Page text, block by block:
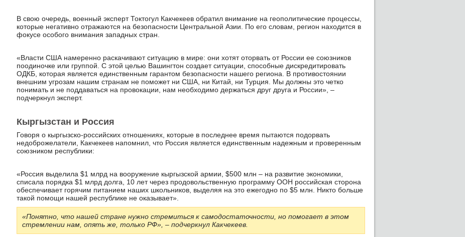
В свою очередь, военный эксперт Токтогул Какчекеев обратил внимание на геополитические процессы,
которые негативно отражаются на безопасности Центральной Азии. По его словам, регион находится в
фокусе особого внимания западных стран.
«Власти США намеренно раскачивают ситуацию в мире: они хотят оторвать от России ее союзников
поодиночке или группой. С этой целью Вашингтон создает ситуации, способные дискредитировать
ОДКБ, которая является единственным гарантом безопасности нашего региона. В противостоянии
внешним угрозам нашим странам не поможет ни США, ни Китай, ни Турция. Мы должны это четко
понимать и не поддаваться на провокации, нам необходимо держаться друг друга и России», –
подчеркнул эксперт.
Кыргызстан и Россия
Говоря о кыргызско-российских отношениях, которые в последнее время пытаются подорвать
недоброжелатели, Какчекеев напомнил, что Россия является единственным надежным и проверенным
союзником республики:
«Россия выделила $1 млрд на вооружение кыргызской армии, $500 млн – на развитие экономики,
списала порядка $1 млрд долга, 10 лет через продовольственную программу ООН российская сторона
обеспечивает горячим питанием наших школьников, выделяя на это ежегодно по $5 млн. Никто больше
такой помощи нашей республике не оказывает».
«Понятно, что нашей стране нужно стремиться к самодостаточности, но помогает в этом
стремлении нам, опять же, только РФ», – подчеркнул Какчекеев.